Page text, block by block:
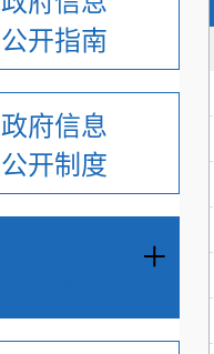
公开指南
政府信息
公开制度
+